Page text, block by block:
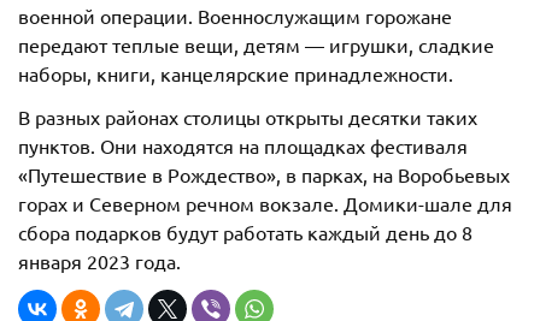
военной операции. Военнослужащим горожане
передают теплые вещи, детям — игрушки, сладкие
наборы, книги, канцелярские принадлежности.
В разных районах столицы открыты десятки таких
пунктов. Они находятся на площадках фестиваля
«Путешествие в Рождество», в парках, на Воробьевых
горах и Северном речном вокзале. Домики-шале для
сбора подарков будут работать каждый день до 8
января 2023 года.